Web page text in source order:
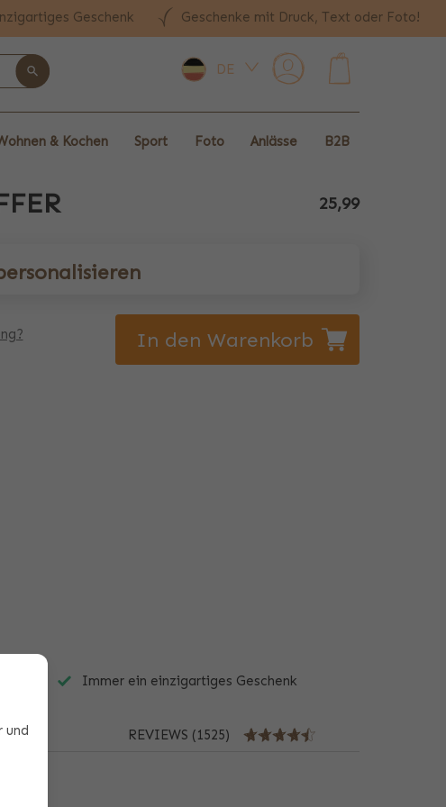
Geschenk Geschenke mit Druck, Text oder Foto!
DE
& Kochen Sport Foto Anlässe B2B
25,99
In den Warenkorb
Immer ein einzigartiges Geschenk
REVIEWS (1525)
und